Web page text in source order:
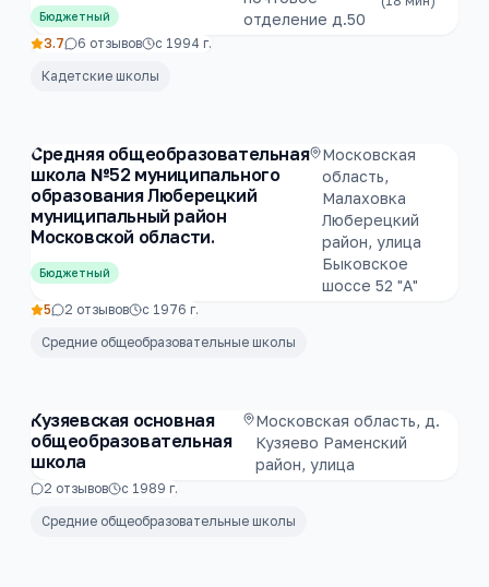
Бюджетный
отделение д.50
3.7 6 отзывов с 1994 г.
Кадетские школы
Средняя общеобразовательная
школа №52 муниципального
образования Люберецкий
муниципальный район
Московской области.
Бюджетный
Московская
область,
Малаховка
Люберецкий
район, улица
Быковское
шоссе 52 "А"
5 2 отзывов с 1976 г.
Средние общеобразовательные школы
Кузяевская основная
общеобразовательная
школа
Московская область, д.
Кузяево Раменский
район, улица
2 отзывов с 1989 г.
Средние общеобразовательные школы